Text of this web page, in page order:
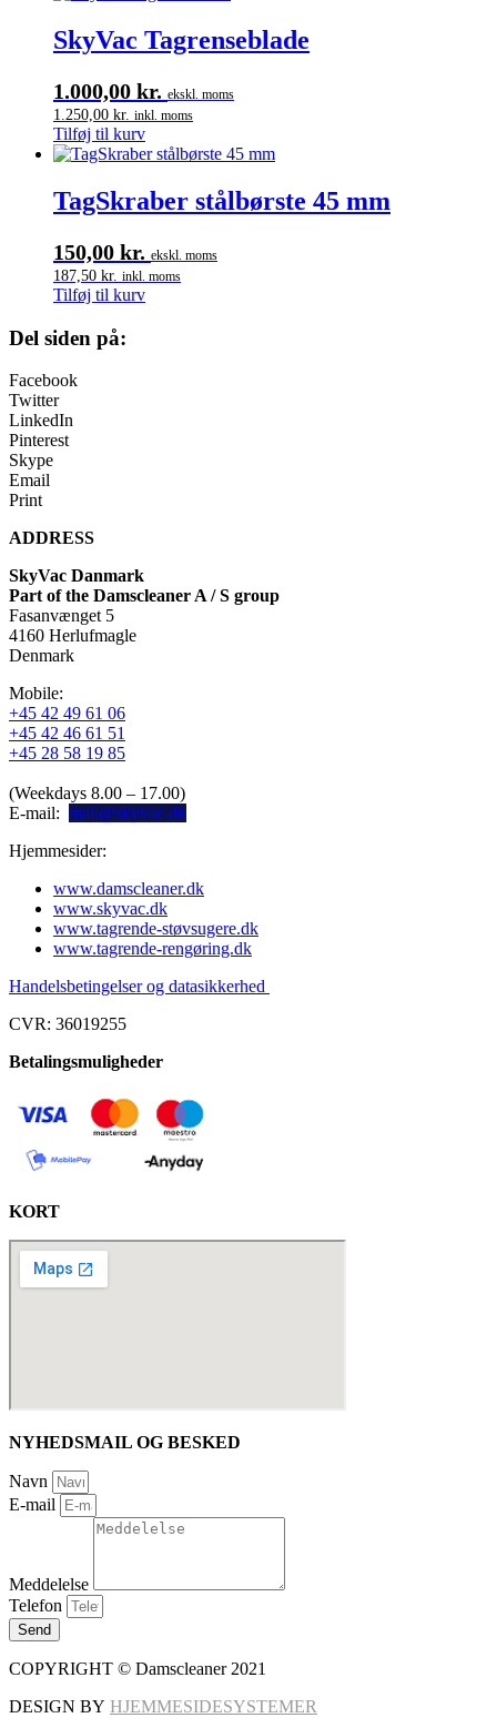
SkyVac Tagrenseblade
1.000,00 kr. ekskl. moms
1.250,00 kr. inkl. moms
Tilføj til kurv
TagSkraber stålbørste 45 mm
150,00 kr. ekskl. moms
187,50 kr. inkl. moms
Tilføj til kurv
Del siden på:
Facebook
Twitter
LinkedIn
Pinterest
Skype
Email
Print
ADDRESS
SkyVac Danmark
Part of the Damscleaner A / S group
Fasanvænget 5
4160 Herlufmagle
Denmark
Mobile:
+45 42 49 61 06
+45 42 46 61 51
+45 28 58 19 85
(Weekdays 8.00 – 17.00)
E-mail: mail@skyvac.dk
Hjemmesider:
www.damscleaner.dk
www.skyvac.dk
www.tagrende-støvsugere.dk
www.tagrende-rengøring.dk
Handelsbetingelser og datasikkerhed
CVR: 36019255
Betalingsmuligheder
KORT
NYHEDSMAIL OG BESKED
Navn
E-mail
Meddelelse
Telefon
Send
COPYRIGHT © Damscleaner 2021
DESIGN BY HJEMMESIDESYSTEMER